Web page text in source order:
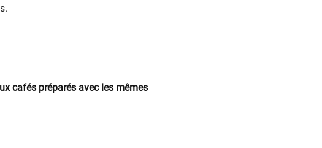
cafés préparés avec les mêmes